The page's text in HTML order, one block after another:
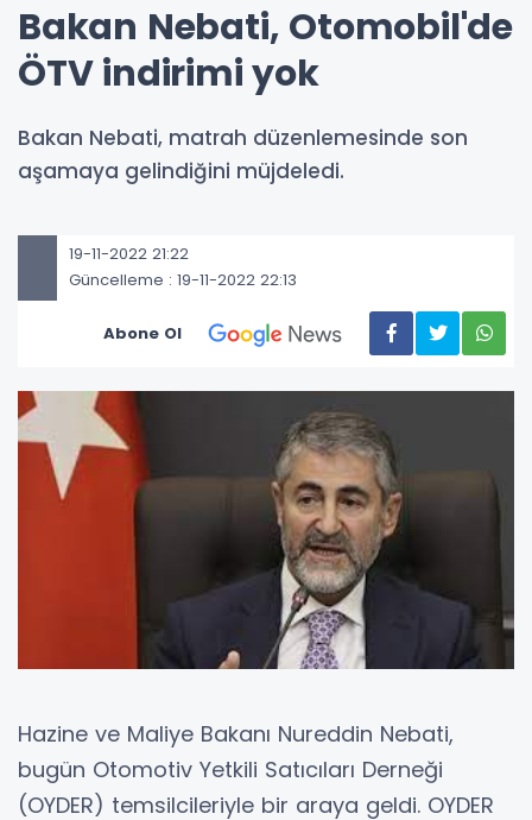
Bakan Nebati, Otomobil'de
ÖTV indirimi yok
Bakan Nebati, matrah düzenlemesinde son
aşamaya gelindiğini müjdeledi.
19-11-2022 21:22
Güncelleme : 19-11-2022 22:13
Abone Ol
Hazine ve Maliye Bakanı Nureddin Nebati,
bugün Otomotiv Yetkili Satıcıları Derneği
(OYDER) temsilcileriyle bir araya geldi. OYDER